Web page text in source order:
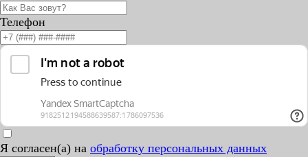
Телефон
Я согласен(а) на обработку персональных данных